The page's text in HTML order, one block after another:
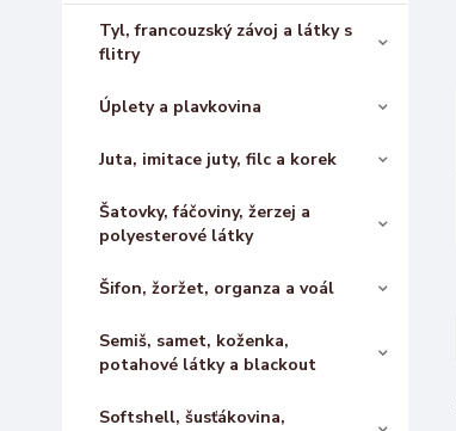
Tyl, francouzský závoj a látky s
flitry
Úplety a plavkovina
Juta, imitace juty, filc a korek
Šatovky, fáčoviny, žerzej a
polyesterové látky
Šifon, žoržet, organza a voál
Semiš, samet, koženka,
potahové látky a blackout
Softshell, šusťákovina,